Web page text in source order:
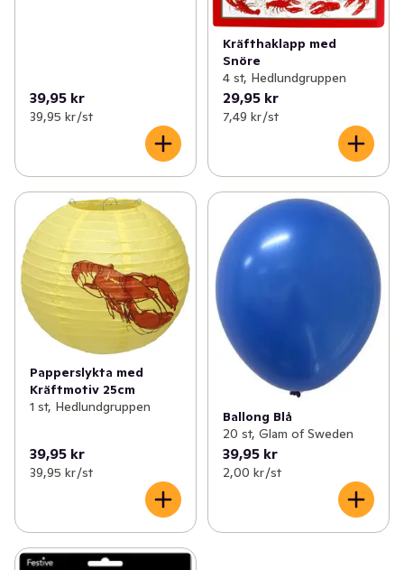
39,95 kr
39,95 kr /st
Kräfthaklapp med
Snöre
4 st, Hedlundgruppen
29,95 kr
7,49 kr /st
Papperslykta med
Kräftmotiv 25cm
1 st, Hedlundgruppen
39,95 kr
39,95 kr /st
Ballong Blå
20 st, Glam of Sweden
39,95 kr
2,00 kr /st